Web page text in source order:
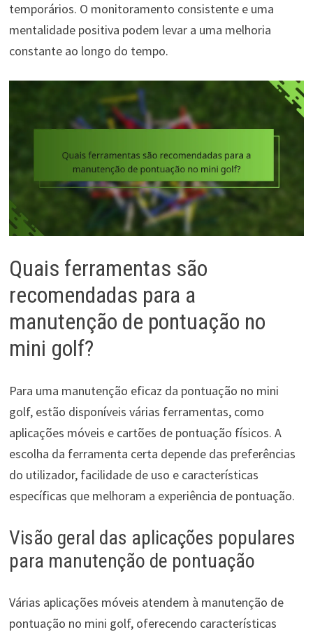
temporários. O monitoramento consistente e uma
mentalidade positiva podem levar a uma melhoria
constante ao longo do tempo.
Quais ferramentas são
recomendadas para a
manutenção de pontuação no
mini golf?
Para uma manutenção eficaz da pontuação no mini
golf, estão disponíveis várias ferramentas, como
aplicações móveis e cartões de pontuação físicos. A
escolha da ferramenta certa depende das preferências
do utilizador, facilidade de uso e características
específicas que melhoram a experiência de pontuação.
Visão geral das aplicações populares
para manutenção de pontuação
Várias aplicações móveis atendem à manutenção de
pontuação no mini golf, oferecendo características